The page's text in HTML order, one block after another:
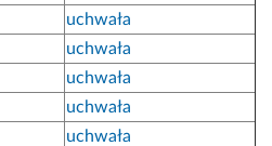
uchwała
uchwała
uchwała
uchwała
uchwała